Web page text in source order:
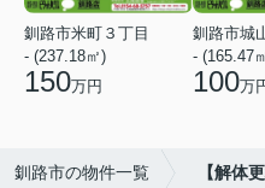
釧路市米町３丁目
- (237.18㎡)
150万円
釧路市城
- (165.47
100万
釧路市の物件一覧 【解体